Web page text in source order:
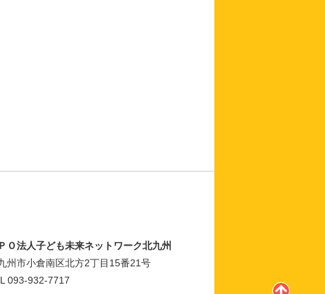
Ｏ法人子ども未来ネットワーク北九州
州市小倉南区北方2丁目15番21号
093-932-7717